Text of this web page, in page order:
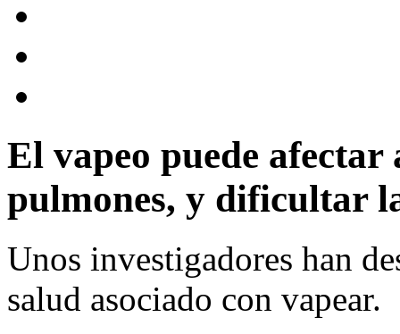
El vapeo puede
pulmones, y dificultar
Unos investigadores han
salud asociado con vapear.